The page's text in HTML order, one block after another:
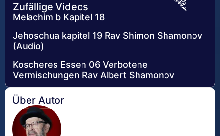
Zufällige Videos
Melachim b Kapitel 18
Jehoschua kapitel 19 Rav Shimon Shamonov
(Audio)
Koscheres Essen 06 Verbotene
Vermischungen Rav Albert Shamonov
Über Autor